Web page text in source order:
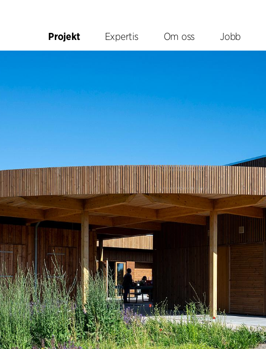
Projekt Expertis Om oss Jobb